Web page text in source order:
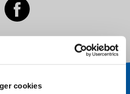
cookies